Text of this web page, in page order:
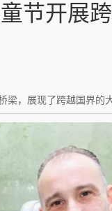
节开展
梁，展现了跨越国界的